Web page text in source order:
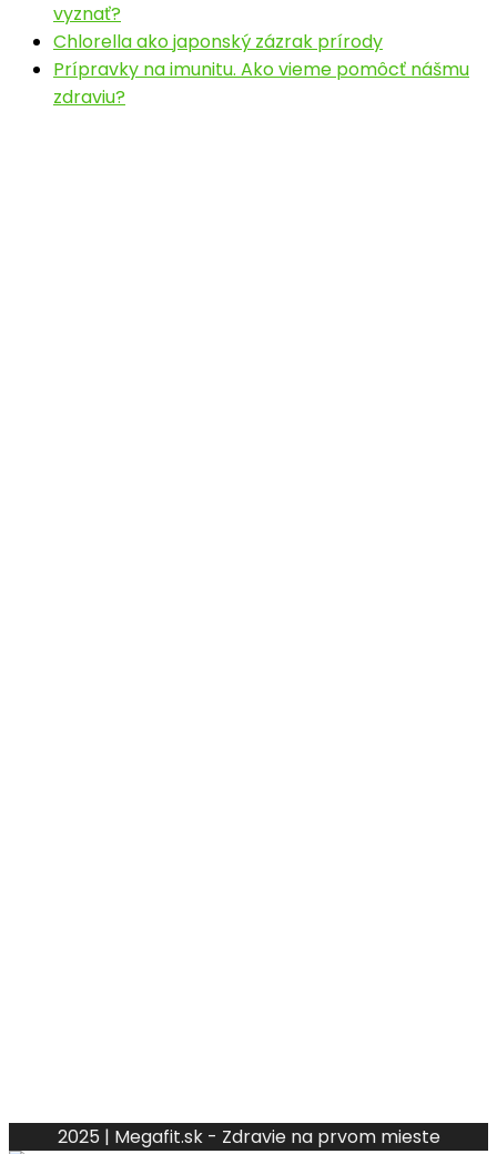
vyznať?
Chlorella ako japonský zázrak prírody
Prípravky na imunitu. Ako vieme pomôcť nášmu
zdraviu?
2025 | Megafit.sk - Zdravie na prvom mieste